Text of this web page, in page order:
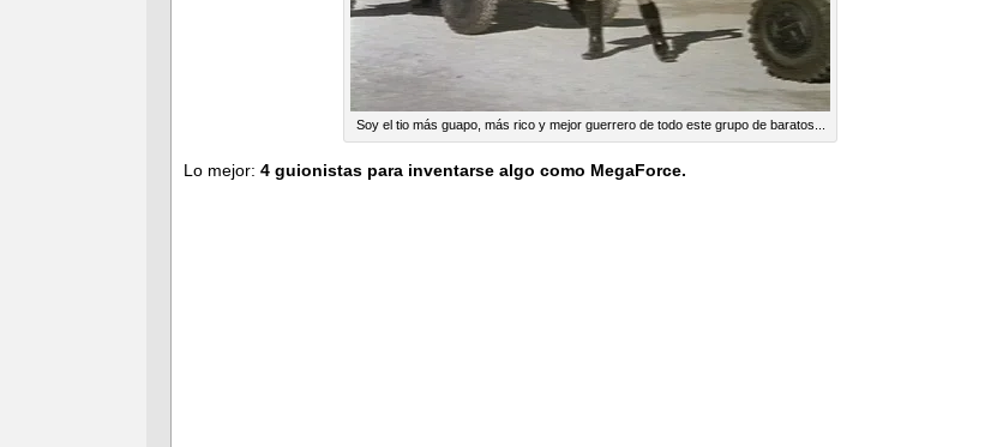
Soy el tio más guapo, más rico y mejor guerrero de todo este grupo de baratos...
Lo mejor: 4 guionistas para inventarse algo como MegaForce.